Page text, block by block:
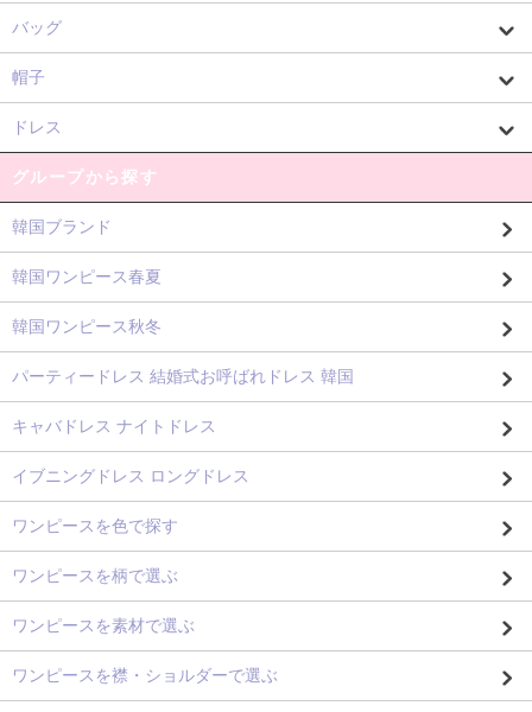
バッグ
帽子
ドレス
グループから探す
韓国ブランド
韓国ワンピース春夏
韓国ワンピース秋冬
パーティードレス 結婚式お呼ばれドレス 韓国
キャバドレス ナイトドレス
イブニングドレス ロングドレス
ワンピースを色で探す
ワンピースを柄で選ぶ
ワンピースを素材で選ぶ
ワンピースを襟・ショルダーで選ぶ